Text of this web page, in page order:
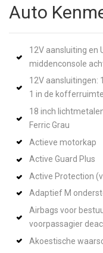
Auto
12V aansluiting en
middenconsole
12V aansluitingen:
1 in de kofferruimte
18 inch
Ferric Grau
Actieve motorkap
Active Guard Plus
Active Protection
Adaptief M
Airbags voor
voorpassagier
Akoestische